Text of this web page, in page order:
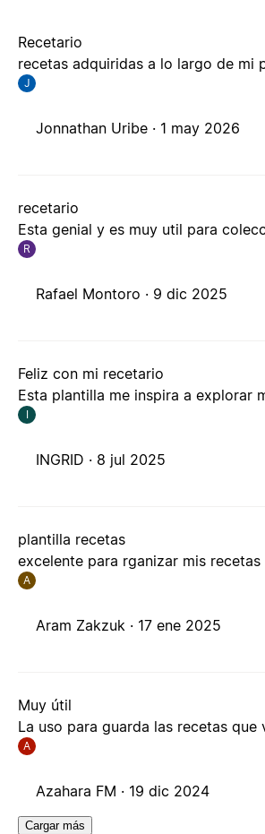
Recetario
recetas adquiridas a lo largo de mi
J
Jonnathan Uribe · 1 may 2026
recetario
Esta genial y es muy util para
R
Rafael Montoro · 9 dic 2025
Feliz con mi recetario
Esta plantilla me inspira a explorar
I
INGRID · 8 jul 2025
plantilla recetas
excelente para rganizar mis recetas
A
Aram Zakzuk · 17 ene 2025
Muy útil
La uso para guarda las recetas
A
Azahara FM · 19 dic 2024
Cargar más